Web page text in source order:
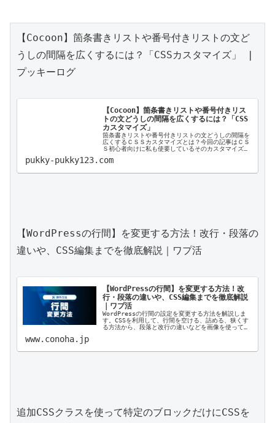
【Cocoon】箇条書きリストや番号付きリストの文ど
うしの間隔を広くするには？「CSSカスタマイズ」 |
プッキーログ
【Cocoon】箇条書きリストや番号付きリス
トの文どうしの間隔を広くするには？「CSS
カスタマイズ」
箇条書きリストや番号付きリストの文どうしの間隔を
広くするＣＳＳカスタマイズとは？今回の記事はＣＳ
Ｓ初心者向けに私も使要しているそのカスタマイズコ
い。
pukky-pukky123.com
【WordPressの行間】を変更する方法！改行・段落の
違いや、CSS編集までを徹底解説｜ワプ活
【WordPressの行間】を変更する方法！改
行・段落の違いや、CSS編集までを徹底解説
｜ワプ活
WordPressの行間の設定を変更する方法を解説しま
す。CSSを利用して、行間を空ける、詰める、狭くす
る方法から、段落と改行の違いなどを画像を使ってく
www.conoha.jp
追加CSSクラスを使って特定のブロックだけにCSSを